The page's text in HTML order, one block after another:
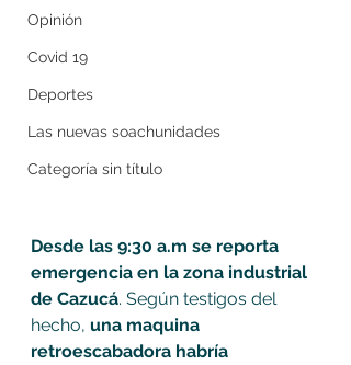
Opinión
Covid 19
Deportes
Las nuevas soachunidades
Categoría sin título
Desde las 9:30 a.m se reporta
emergencia en la zona industrial
de Cazucá. Según testigos del
hecho, una maquina
retroescabadora habría